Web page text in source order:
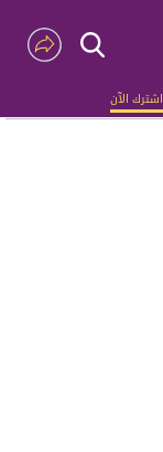
اشترك الآن